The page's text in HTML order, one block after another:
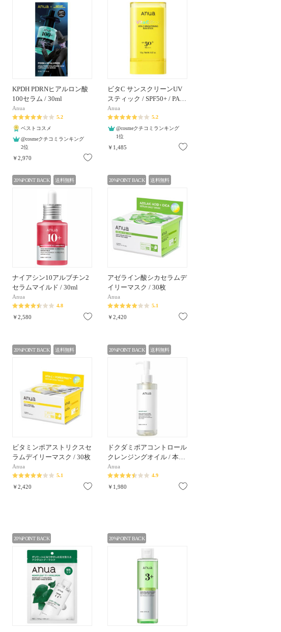
お気に入り
KPDH PDRNヒアルロン酸
100セラム / 30ml
Anua
5.2
ベストコスメ
@cosmeクチコミランキング
2位
￥2,970
ビタC サンスクリーンUV
スティック / SPF50+ / PA…
Anua
5.2
@cosmeクチコミランキング
1位
￥1,485
20%POINT BACK 送料無料
ナイアシン10アルブチン2
セラムマイルド / 30ml
Anua
4.8
￥2,580 お気に入り
20%POINT BACK 送料無料
アゼライン酸シカセラムデ
イリーマスク / 30枚
Anua
5.1
￥2,420
20%POINT BACK 送料無料
ビタミンポアストリクスセ
ラムデイリーマスク / 30枚
Anua
5.1
￥2,420 お気に入り
20%POINT BACK 送料無料
ドクダミポアコントロール
クレンジングオイル / 本…
Anua
4.9
￥1,980
20%POINT BACK 20%POINT BACK